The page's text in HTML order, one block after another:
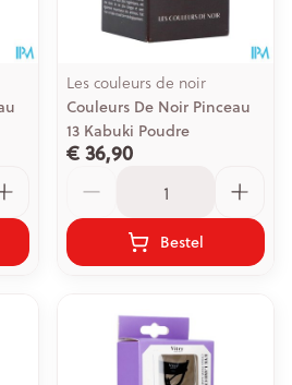
Les couleurs de noir
Couleurs De Noir Pinceau
13 Kabuki Poudre
€ 36,90
Bestel